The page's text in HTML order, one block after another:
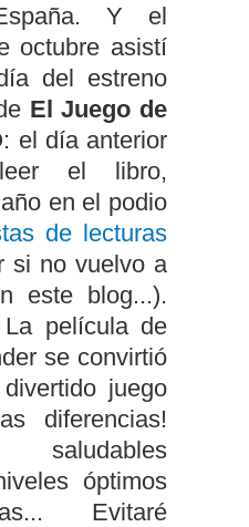
Y el
octubre asistí
del estreno
El Juego de
el día anterior
el libro,
en el podio
de lecturas
si no vuelvo a
este blog...).
La película de
se convirtió
juego
diferencias!
óptimos
Evitaré